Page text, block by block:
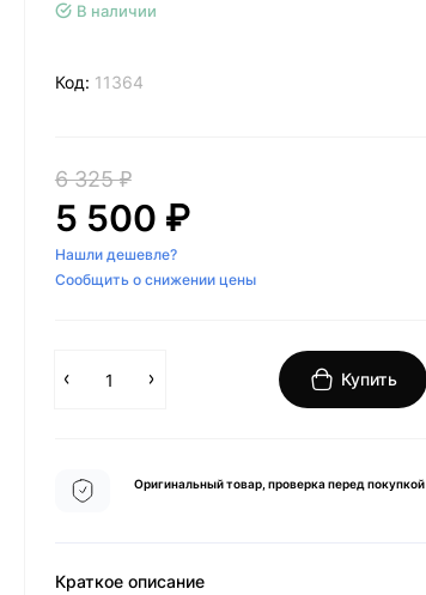
В наличии
Код: 11364
6 325 ₽
5 500 ₽
Нашли дешевле?
Сообщить о снижении цены
Купить
Оригинальный товар, проверка перед покупкой
Краткое описание